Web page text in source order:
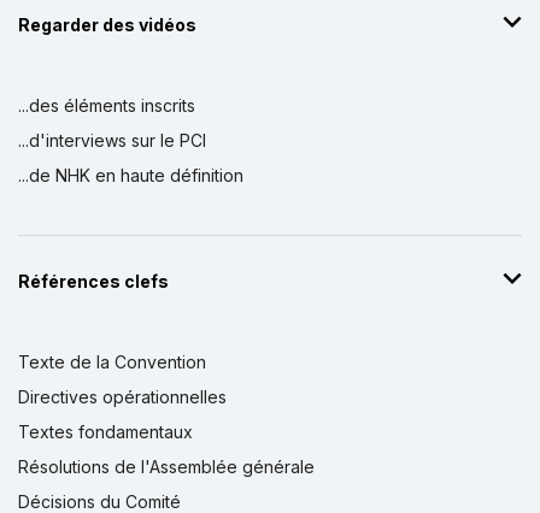
Regarder des vidéos
...des éléments inscrits
...d'interviews sur le PCI
...de NHK en haute définition
Références clefs
Texte de la Convention
Directives opérationnelles
Textes fondamentaux
Résolutions de l'Assemblée générale
Décisions du Comité